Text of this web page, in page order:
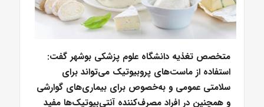
متخصص تغذیه دانشگاه علوم پزشکی بوشهر گفت:
استفاده از ماست‌های پروبیوتیک می‌تواند برای
سلامتی عمومی و به‌خصوص برای بیماری‌های گوارشی
و همچنین در افراد مصرف‌کننده آنتی‌بیوتیک‌ها مفید